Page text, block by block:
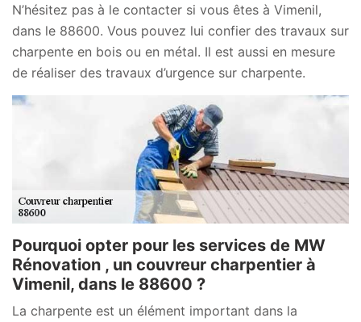
N’hésitez pas à le contacter si vous êtes à Vimenil,
dans le 88600. Vous pouvez lui confier des travaux sur
charpente en bois ou en métal. Il est aussi en mesure
de réaliser des travaux d’urgence sur charpente.
Pourquoi opter pour les services de MW
Rénovation , un couvreur charpentier à
Vimenil, dans le 88600 ?
La charpente est un élément important dans la